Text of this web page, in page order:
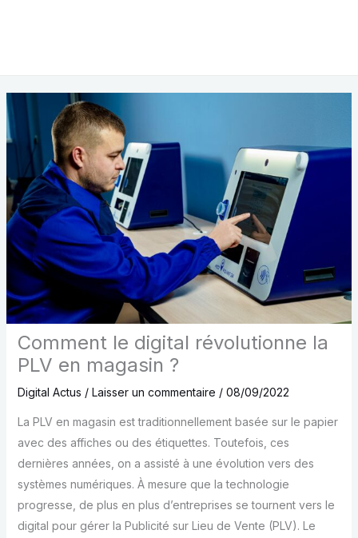
Comment le digital révolutionne la
PLV en magasin ?
Digital Actus / Laisser un commentaire / 08/09/2022
La PLV en magasin est traditionnellement basée sur le papier
avec des affiches ou des étiquettes. Toutefois, ces
dernières années, on a assisté à une évolution vers des
systèmes numériques. À mesure que la technologie
progresse, de plus en plus d’entreprises se tournent vers le
digital pour gérer la Publicité sur Lieu de Vente (PLV). Le